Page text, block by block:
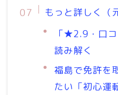
もっと詳しく（
「★2.9・口
読み解く
福島で免許を
たい「初心運